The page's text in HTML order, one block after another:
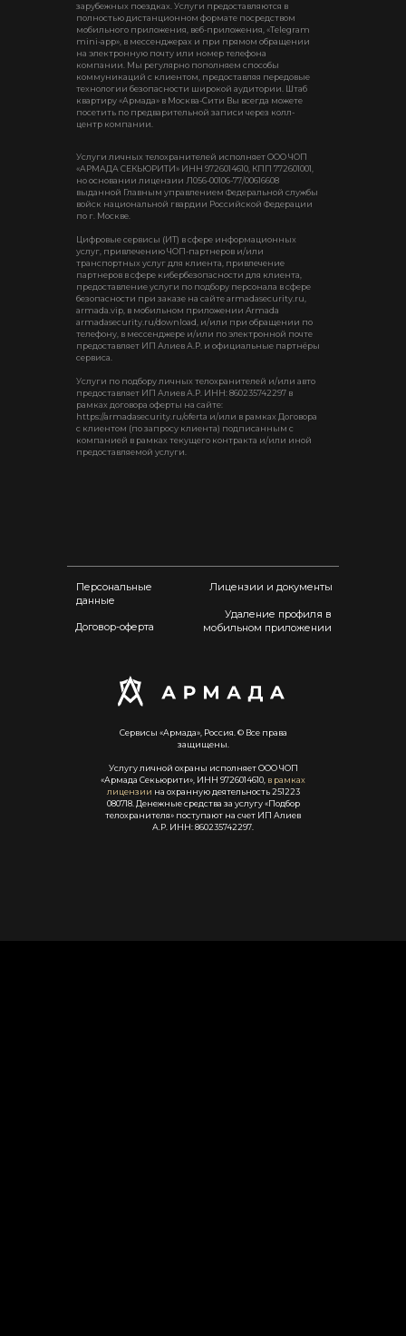
Сервисы «Армада», Россия. © Все права
защищены.
Услугу личной охраны исполняет ООО ЧОП
«Армада Секьюрити», ИНН 9726014610, в рамках
лицензии на охранную деятельность 251223
080718. Денежные средства за услугу «Подбор
телохранителя» поступают на счет ИП Алиев
А.Р. ИНН: 860235742297.
Персональные
данные
Договор-оферта
Лицензии и документы
Удаление профиля в
мобильном приложении
зарубежных поездках. Услуги предоставляются в
полностью дистанционном формате посредством
мобильного приложения, веб-приложения, «Telegram
mini-app», в мессенджерах и при прямом обращении
на электронную почту или номер телефона
компании. Мы регулярно пополняем способы
коммуникаций с клиентом, предоставляя передовые
технологии безопасности широкой аудитории. Штаб
квартиру «Армада» в Москва-Сити Вы всегда можете
посетить по предварительной записи через колл-
центр компании.
Услуги личных телохранителей исполняет ООО ЧОП
«АРМАДА СЕКЬЮРИТИ» ИНН 9726014610, КПП 772601001,
но основании лицензии Л056-00106-77/00616608
выданной Главным управлением Федеральной службы
войск национальной гвардии Российской Федерации
по г. Москве.
Цифровые сервисы (ИТ) в сфере информационных
услуг, привлечению ЧОП-партнеров и/или
транспортных услуг для клиента, привлечение
партнеров в сфере кибербезопасности для клиента,
предоставление услуги по подбору персонала в сфере
безопасности при заказе на сайте armadasecurity.ru,
armada.vip, в мобильном приложении Armada
armadasecurity.ru/download, и/или при обращении по
телефону, в мессенджере и/или по электронной почте
предоставляет ИП Алиев А.Р. и официальные партнёры
сервиса.
Услуги по подбору личных телохранителей и/или авто
предоставляет ИП Алиев А.Р. ИНН: 860235742297 в
рамках договора оферты на сайте:
https://armadasecurity.ru/oferta и/или в рамках Договора
с клиентом (по запросу клиента) подписанным с
компанией в рамках текущего контракта и/или иной
предоставляемой услуги.